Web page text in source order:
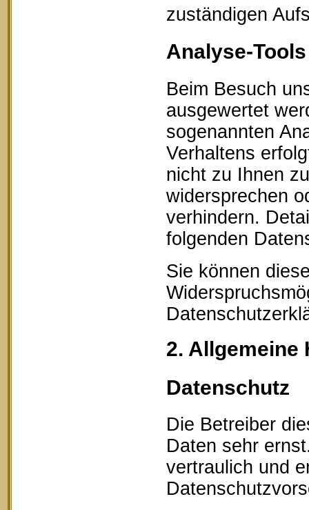
zuständigen
Analyse-
Beim Besuch
ausgewertet
sogenannten
Verhaltens
nicht zu Ihnen
widersprechen
verhindern.
folgenden
Sie können
2. Allgemeine
Datenschutz
Die Betreiber
Daten sehr
vertraulich und